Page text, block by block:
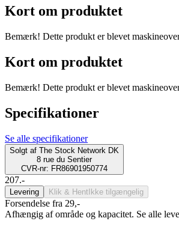
Kort om produktet
Bemærk! Dette produkt er blevet
Kort om produktet
Bemærk! Dette produkt er blevet
Specifikationer
Se alle specifikationer
Solgt af The Stock Network DK
8 rue du Sentier
CVR-nr: FR86901950774
207.-
Levering Klik & Hent Ikke tilgængelig
Forsendelse fra 29,-
Afhængig af område og kapacitet. Se alle